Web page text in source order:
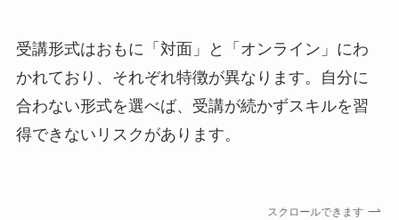
受講形式はおもに「対面」と「オンライン」にわ
かれており、それぞれ特徴が異なります。自分に
合わない形式を選べば、受講が続かずスキルを習
得できないリスクがあります。
スクロールできます